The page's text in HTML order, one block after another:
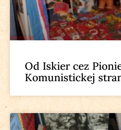
Od Iskier cez
Komunistickej